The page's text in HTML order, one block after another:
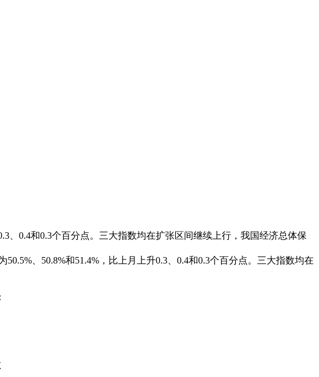
、0.4和0.3个百分点。三大指数均在扩张区间继续上行，我国经济总体保
、50.8%和51.4%，比上月上升0.3、0.4和0.3个百分点。三大指数均在